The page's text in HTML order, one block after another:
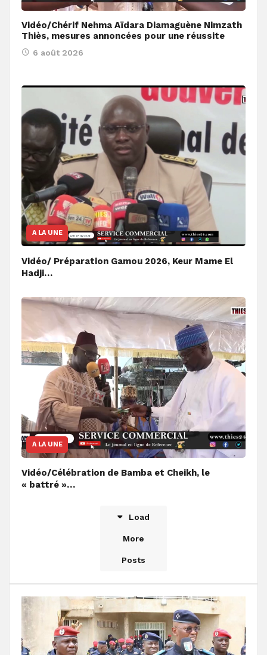
Vidéo/Chérif Nehma Aïdara Diamaguène Nimzath
Thiès, mesures annoncées pour une réussite
6 août 2026
A LA UNE
Vidéo/ Préparation Gamou 2026, Keur Mame El
Hadji…
A LA UNE
Vidéo/Célébration de Bamba et Cheikh, le
« battré »…
Load
More
Posts